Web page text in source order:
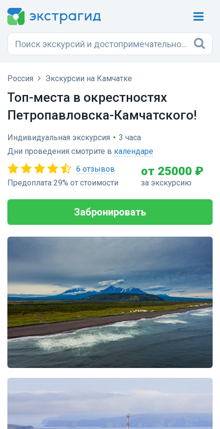
Россия Экскурсии на Камчатке
Топ-места в окрестностях
Петропавловска-Камчатского!
Индивидуальная экскурсия • 3 часа
Дни проведения смотрите в календаре
6 отзывов
Предоплата 29% от стоимости
от 25000 ₽
за экскурсию
Забронировать